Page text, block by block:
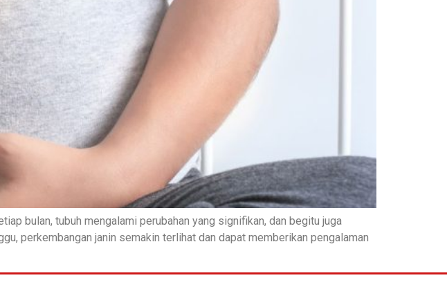
bulan, tubuh mengalami perubahan yang signifikan, dan begitu juga
perkembangan janin semakin terlihat dan dapat memberikan pengalaman